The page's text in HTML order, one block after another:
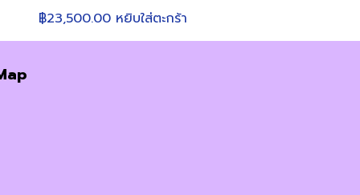
฿23,500.00 หยิบใส่ตะกร้า